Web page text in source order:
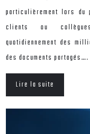
particulièrement lors du
clients ou
quotidiennement des
des documents partagés….
Lire la suite